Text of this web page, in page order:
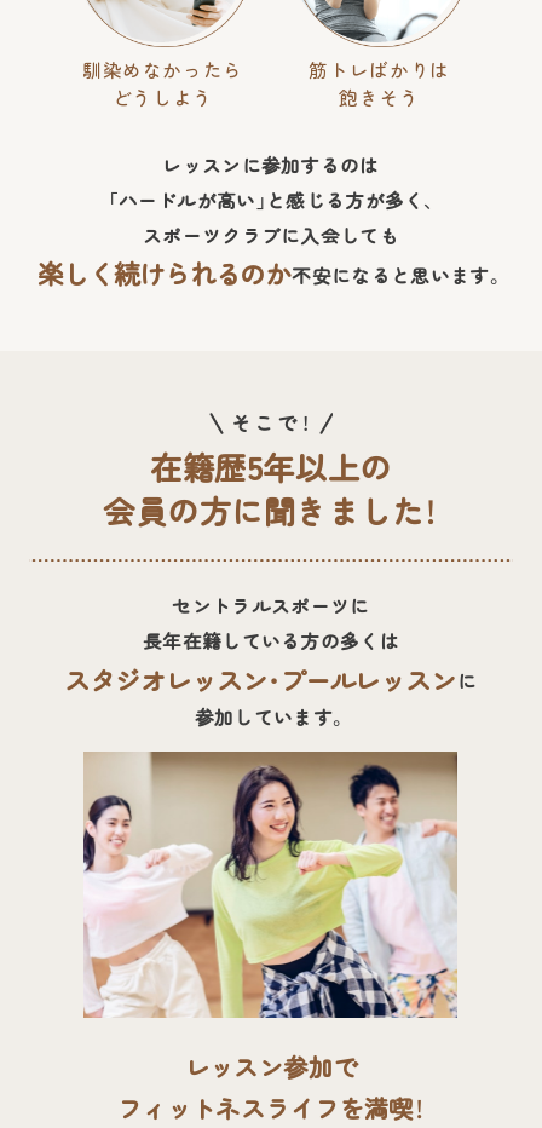
馴染めなかったら
どうしよう
筋トレばかりは
飽きそう
レッスンに参加するのは
「ハードルが高い」と感じる方が多く、
スポーツクラブに入会しても
楽しく続けられるのか不安になると思います。
そこで！
在籍歴5年以上の
会員の方に聞きました！
セントラルスポーツに
長年在籍している方の多くは
スタジオレッスン・プールレッスンに
参加しています。
レッスン参加で
フィットネスライフを満喫！